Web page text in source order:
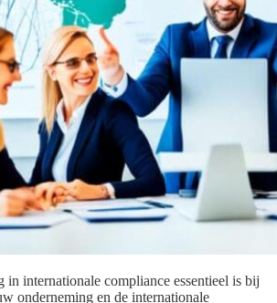
in internationale compliance essentieel is bij
onderneming en de internationale